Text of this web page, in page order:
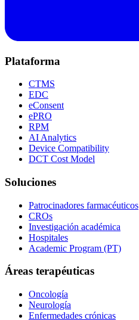
Plataforma
CTMS
EDC
eConsent
ePRO
RPM
AI Analytics
Device Compatibility
DCT Cost Model
Soluciones
Patrocinadores farmacéuticos
CROs
Investigación académica
Hospitales
Academic Program (PT)
Áreas terapéuticas
Oncología
Neurología
Enfermedades crónicas